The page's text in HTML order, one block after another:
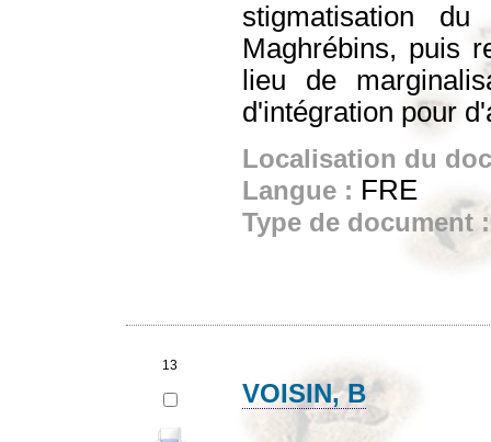
stigmatisation
Maghrébins, puis
lieu de
d'intégration pour
Localisation du
Langue : FRE
Type de document
13
VOISIN, B